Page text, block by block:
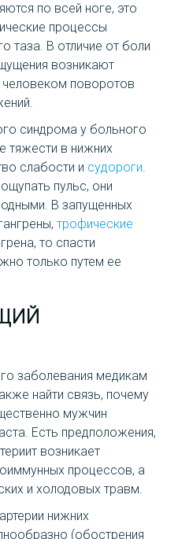
по всей ноге, это
процессы
таза. В отличие от боли
возникают
поворотов
синдрома у больного
тяжести в нижних
слабости и судороги.
пульс, они
В запущенных
трофические
то спасти
только путем ее
заболевания медикам
найти связь, почему
мужчин
Есть предположения,
возникает
процессов, а
и холодовых травм.
нижних
(обострения